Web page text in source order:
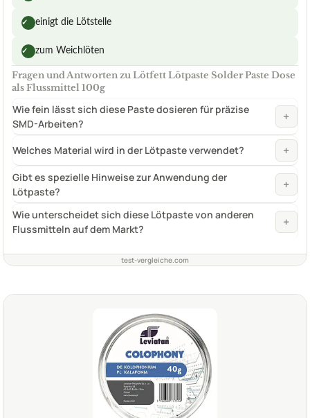
✓ einigt die Lötstelle
✓ zum Weichlöten
Fragen und Antworten zu Lötfett Lötpaste Solder Paste Dose
als Flussmittel 100g
Wie fein lässt sich diese Paste dosieren für präzise
SMD-Arbeiten?
+
Welches Material wird in der Lötpaste verwendet? +
Gibt es spezielle Hinweise zur Anwendung der
Lötpaste?
+
Wie unterscheidet sich diese Lötpaste von anderen
Flussmitteln auf dem Markt?
+
test-vergleiche.com